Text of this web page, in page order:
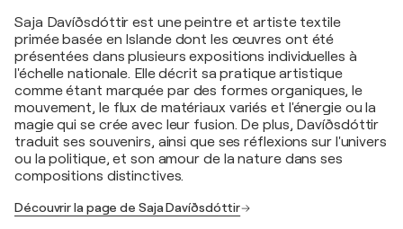
Saja Davíðsdóttir est une peintre et artiste textile
primée basée en Islande dont les œuvres ont été
présentées dans plusieurs expositions individuelles à
l'échelle nationale. Elle décrit sa pratique artistique
comme étant marquée par des formes organiques, le
mouvement, le flux de matériaux variés et l'énergie ou la
magie qui se crée avec leur fusion. De plus, Davíðsdóttir
traduit ses souvenirs, ainsi que ses réflexions sur l'univers
ou la politique, et son amour de la nature dans ses
compositions distinctives.
Découvrir la page de Saja Davíðsdóttir